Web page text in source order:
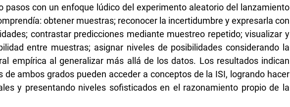
pasos con un enfoque lúdico del experimento aleatorio del lanzamiento
obtener muestras; reconocer la incertidumbre y expresarla con
contrastar predicciones mediante muestreo repetido; visualizar y
entre muestras; asignar niveles de posibilidades considerando la
empírica al generalizar más allá de los datos. Los resultados indican
de ambos grados pueden acceder a conceptos de la ISI, logrando hacer
y presentando niveles sofisticados en el razonamiento propio de la